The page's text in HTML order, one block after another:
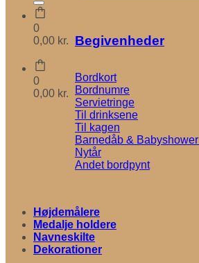
0
0,00 kr.
0
0,00 kr.
Begivenheder
Bordkort
Bordnumre
Servietringe
Til drinksene
Til kagen
Barnedåb & Babyshower
Nytår
Andet bordpynt
Højdemålere
Medalje holdere
Navneskilte
Dekorationer